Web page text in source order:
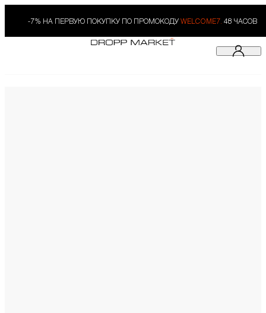
-7% НА ПЕРВУЮ ПОКУПКУ ПО ПРОМОКОДУ WELCOME7. 48 ЧАСОВ